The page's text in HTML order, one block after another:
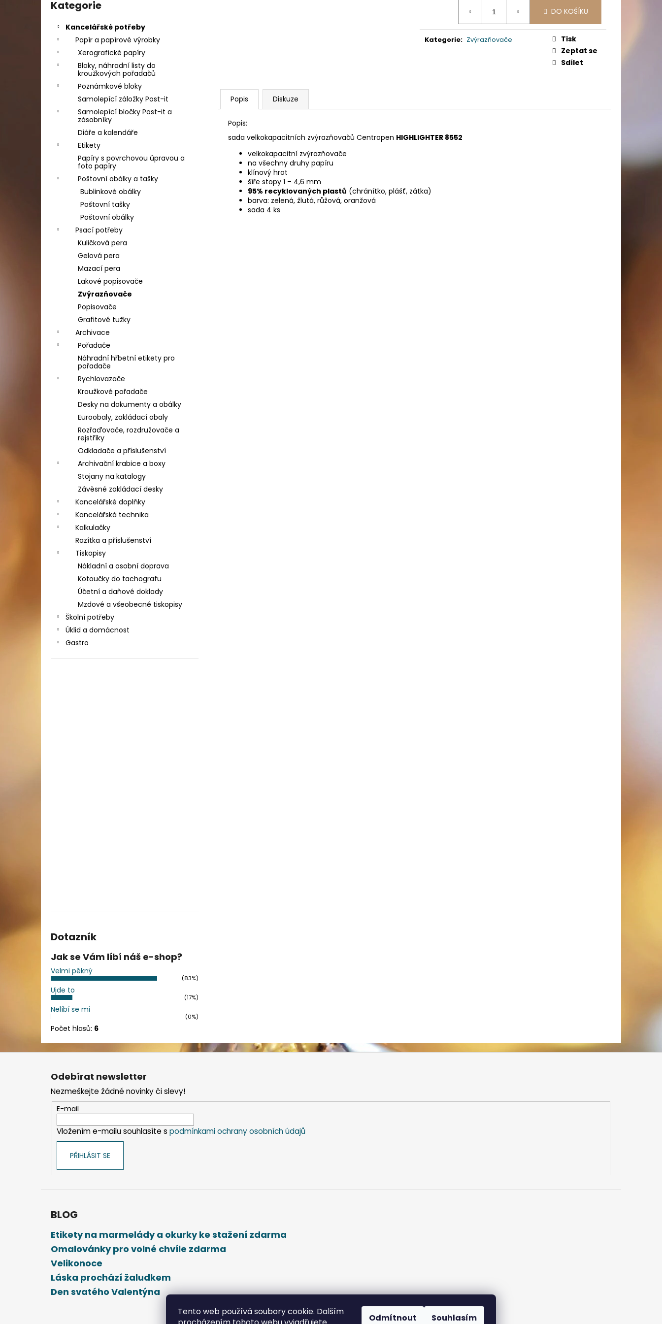
Tento web používá soubory cookie. Dalším
Odmítnout Souhlasím
kategorie
Kategorie
Kancelářské potřeby
Papír a papírové výrobky
Xerografické papíry
Bloky, náhradní listy do
kroužkových pořadačů
Poznámkové bloky
Samolepící záložky Post-it
Samolepící bločky Post-it a
zásobníky
Diáře a kalendáře
Etikety
Papíry s povrchovou úpravou a
foto papíry
Poštovní obálky a tašky
Bublinkové obálky
Poštovní tašky
Poštovní obálky
Psací potřeby
Kuličková pera
Gelová pera
Mazací pera
Lakové popisovače
Zvýrazňovače
Popisovače
Grafitové tužky
Archivace
Pořadače
Náhradní hřbetní etikety pro
pořadače
Rychlovazače
Kroužkové pořadače
Desky na dokumenty a obálky
Euroobaly, zakládací obaly
Rozřaďovače, rozdružovače a
rejstříky
Odkladače a příslušenství
Archivační krabice a boxy
Stojany na katalogy
Závěsné zakládací desky
Kancelářské doplňky
Kancelářská technika
Kalkulačky
Razítka a příslušenství
Tiskopisy
Nákladní a osobní doprava
Kotoučky do tachografu
Účetní a daňové doklady
Mzdové a všeobecné tiskopisy
Školní potřeby
Úklid a domácnost
Gastro
Dotazník
Jak se Vám líbí náš e-shop?
Velmi pěkný
(83%)
Ujde to
(17%)
Nelíbí se mi
(0%)
Počet hlasů: 6
DO KOŠÍKU
Kategorie: Zvýrazňovače
Tisk
Zeptat se
Sdílet
Popis Diskuze
Popis:
sada velkokapacitních zvýrazňovačů Centropen HIGHLIGHTER 8552
velkokapacitní zvýrazňovače
na všechny druhy papíru
klínový hrot
šíře stopy 1 – 4,6 mm
95% recyklovaných plastů (chránítko, plášť, zátka)
barva: zelená, žlutá, růžová, oranžová
sada 4 ks
DAHLE LAMINÁTOR 70103, A3, 2 VÁLCE
Původně:2 667 Kč
ETIKETY SAMOLEPICÍ 70X37 MM POTISK
Z
Odebírat newsletter
Nezmeškejte žádné novinky či slevy!
E-mail
Vložením e-mailu souhlasíte s podmínkami ochrany osobních údajů
PŘIHLÁSIT SE
BLOG
Etikety na marmelády a okurky ke stažení zdarma
Omalovánky pro volné chvíle zdarma
Velikonoce
Láska prochází žaludkem
Den svatého Valentýna